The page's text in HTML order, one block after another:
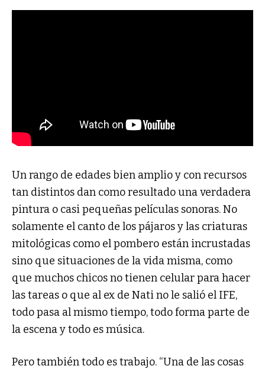
Un rango de edades bien amplio y con recursos
tan distintos dan como resultado una verdadera
pintura o casi pequeñas películas sonoras. No
solamente el canto de los pájaros y las criaturas
mitológicas como el pombero están incrustadas
sino que situaciones de la vida misma, como
que muchos chicos no tienen celular para hacer
las tareas o que al ex de Nati no le salió el IFE,
todo pasa al mismo tiempo, todo forma parte de
la escena y todo es música.
Pero también todo es trabajo. “Una de las cosas